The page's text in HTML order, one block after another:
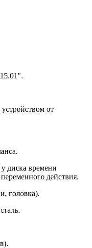
от
диска времени
действия.
головка).